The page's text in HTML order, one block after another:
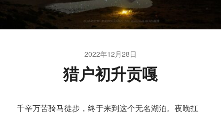
2022年12月28日
猎户初升贡嘎
千辛万苦骑马徒步，终于来到这个无名湖泊。夜晚扛